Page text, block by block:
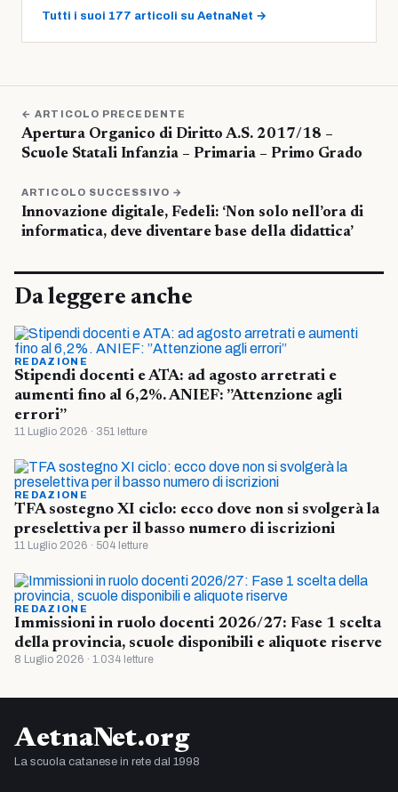
Tutti i suoi 177 articoli su AetnaNet →
← ARTICOLO PRECEDENTE
Apertura Organico di Diritto A.S. 2017/18 –
Scuole Statali Infanzia – Primaria – Primo Grado
ARTICOLO SUCCESSIVO →
Innovazione digitale, Fedeli: ‘Non solo nell’ora di
informatica, deve diventare base della didattica’
Da leggere anche
REDAZIONE
Stipendi docenti e ATA: ad agosto arretrati e
aumenti fino al 6,2%. ANIEF: ”Attenzione agli
errori”
11 Luglio 2026 · 351 letture
REDAZIONE
TFA sostegno XI ciclo: ecco dove non si svolgerà la
preselettiva per il basso numero di iscrizioni
11 Luglio 2026 · 504 letture
REDAZIONE
Immissioni in ruolo docenti 2026/27: Fase 1 scelta
della provincia, scuole disponibili e aliquote riserve
8 Luglio 2026 · 1.034 letture
AetnaNet.org
La scuola catanese in rete dal 1998